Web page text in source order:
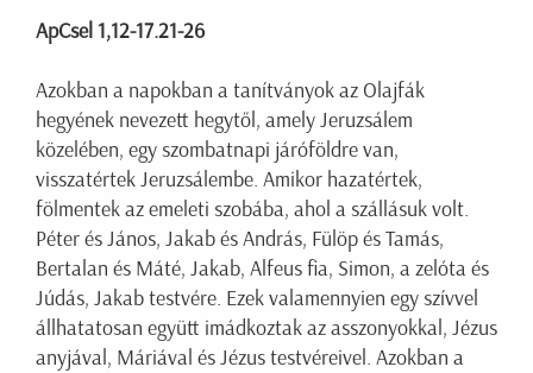
ApCsel 1,12-17.21-26
Azokban a napokban a tanítványok az Olajfák
hegyének nevezett hegytől, amely Jeruzsálem
közelében, egy szombatnapi járóföldre van,
visszatértek Jeruzsálembe. Amikor hazatértek,
fölmentek az emeleti szobába, ahol a szállásuk volt.
Péter és János, Jakab és András, Fülöp és Tamás,
Bertalan és Máté, Jakab, Alfeus fia, Simon, a zelóta és
Júdás, Jakab testvére. Ezek valamennyien egy szívvel
állhatatosan együtt imádkoztak az asszonyokkal, Jézus
anyjával, Máriával és Jézus testvéreivel. Azokban a